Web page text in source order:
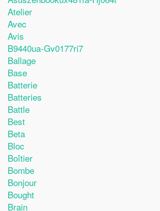
Atelier
Avec
Avis
B9440ua-Gv0177ri7
Ballage
Base
Batterie
Batteries
Battle
Best
Beta
Bloc
Boîtier
Bombe
Bonjour
Bought
Brain